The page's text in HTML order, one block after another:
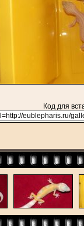
Код для